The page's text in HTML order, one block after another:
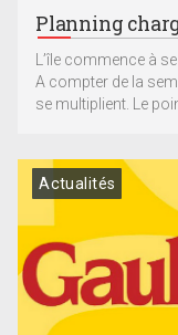
Planning
L’île commence à
A compter de la
se multiplient. Le
Actualités